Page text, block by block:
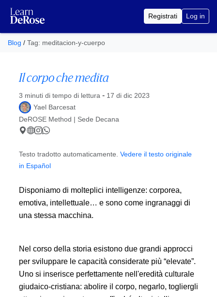
Registrati Log in
Blog / Tag: meditacion-y-cuerpo
Il corpo che medita
3 minuti di tempo di lettura - Pubblicato su
17 di dic 2023
Yael Barcesat
DeROSE Method | Sede Decana
Testo tradotto automaticamente. Vedere il testo originale
in Español
Disponiamo di molteplici intelligenze: corporea,
emotiva, intellettuale… e sono come ingranaggi di
una stessa macchina.
Nel corso della storia esistono due grandi approcci
per sviluppare le capacità considerate più “elevate”.
Uno si inserisce perfettamente nell'eredità culturale
giudaico-cristiana: abolire il corpo, negarlo, togliergli